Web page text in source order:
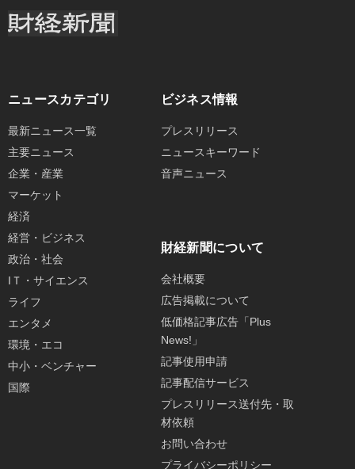
ニュースカテゴリ
最新ニュース一覧
主要ニュース
企業・産業
マーケット
経済
経営・ビジネス
政治・社会
IＴ・サイエンス
ライフ
エンタメ
環境・エコ
中小・ベンチャー
国際
ビジネス情報
プレスリリース
ニュースキーワード
音声ニュース
財経新聞について
会社概要
広告掲載について
低価格記事広告「Plus
News!」
記事使用申請
記事配信サービス
プレスリリース送付先・取
材依頼
お問い合わせ
プライバシーポリシー